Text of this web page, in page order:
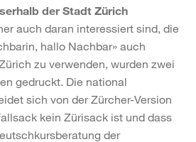
der Stadt Zürich
auch daran interessiert sind, die
hallo Nachbar» auch
zu verwenden, wurden zwei
gedruckt. Die national
sich von der Zürcher-Version
kein Zürisack ist und dass
der